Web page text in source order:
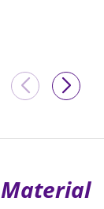
Material